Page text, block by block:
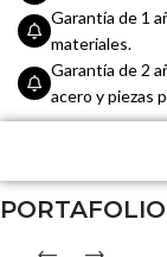
Garantía de 1
materiales.
Garantía de 2
acero y piezas
PORTAFOLIO